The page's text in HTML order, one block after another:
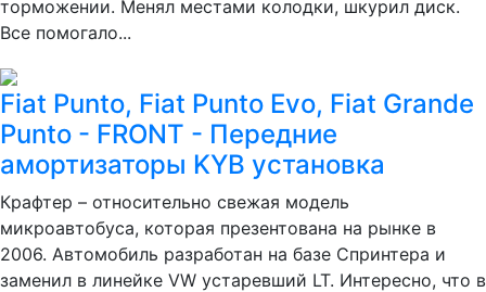
торможении. Менял местами колодки, шкурил диск.
Все помогало...
Fiat Punto, Fiat Punto Evo, Fiat Grande
Punto - FRONT - Передние
амортизаторы KYB установка
Крафтер – относительно свежая модель
микроавтобуса, которая презентована на рынке в
2006. Автомобиль разработан на базе Спринтера и
заменил в линейке VW устаревший LT. Интересно, что в